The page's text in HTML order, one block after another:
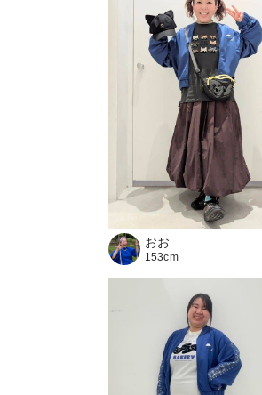
おお
153cm